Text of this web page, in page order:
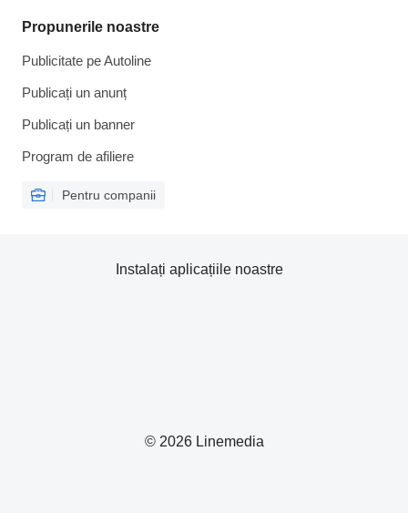
Propunerile noastre
Publicitate pe Autoline
Publicați un anunț
Publicați un banner
Program de afiliere
Pentru companii
© 2026 Linemedia
Instalați aplicațiile noastre